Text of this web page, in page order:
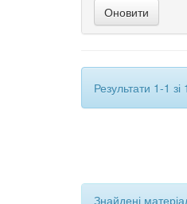
Результати 1-1
Знайдені